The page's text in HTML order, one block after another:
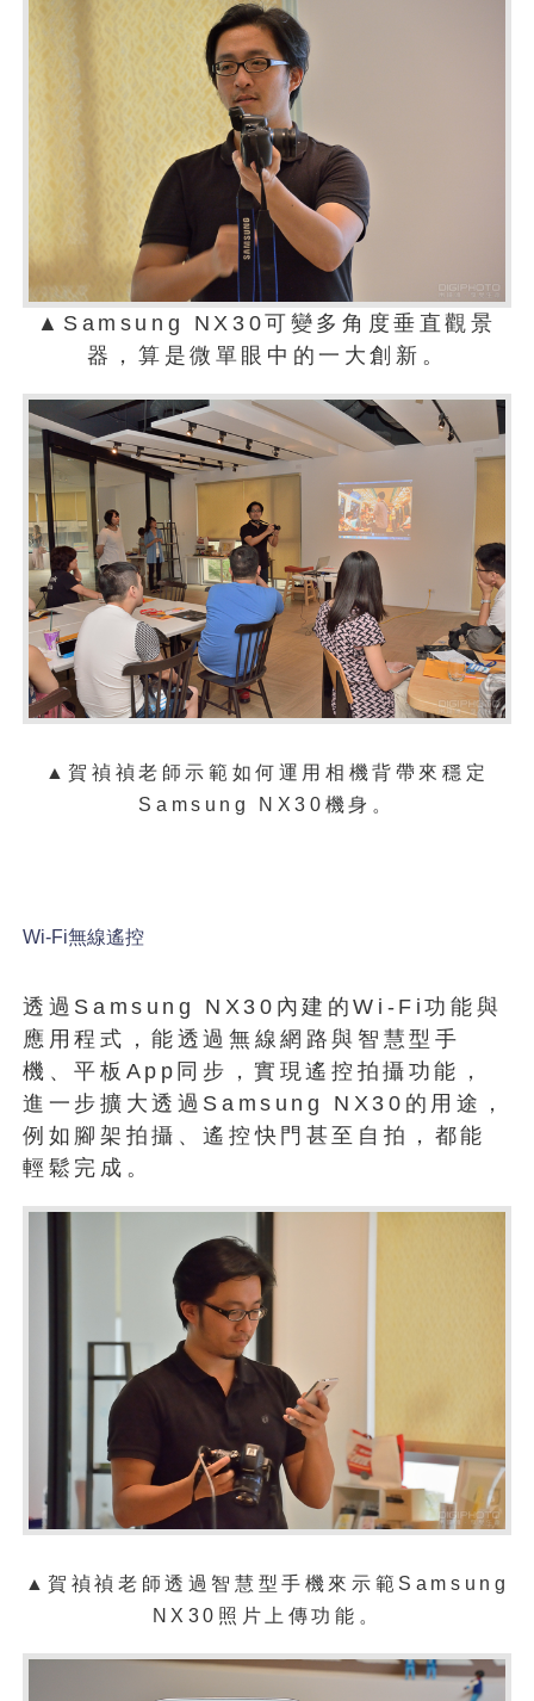
▲Samsung NX30可變多角度垂直觀景
器，算是微單眼中的一大創新。
▲賀禎禎老師示範如何運用相機背帶來穩定
Samsung NX30機身。
Wi-Fi無線遙控
透過Samsung NX30內建的Wi-Fi功能與
應用程式，能透過無線網路與智慧型手
機、平板App同步，實現遙控拍攝功能，
進一步擴大透過Samsung NX30的用途，
例如腳架拍攝、遙控快門甚至自拍，都能
輕鬆完成。
▲賀禎禎老師透過智慧型手機來示範 Samsung
NX30 照片上傳功能。